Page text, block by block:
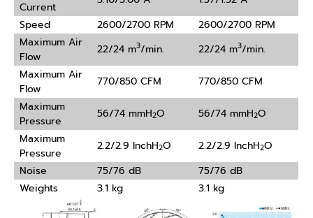
Current
Speed
2600/2700 RPM
2600/2700 RPM
Maximum Air
Flow
22/24 m3/min. 22/24 m3/min.
Maximum Air
Flow
770/850 CFM
770/850 CFM
Maximum
Pressure
56/74 mmH2O 56/74 mmH2O
Maximum
Pressure
2.2/2.9 InchH2O 2.2/2.9 InchH2O
Noise
75/76 dB
75/76 dB
Weights
3.1 kg 3.1 kg